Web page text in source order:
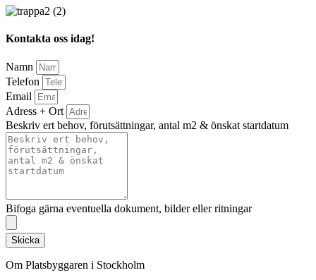
Kontakta oss idag!
Namn
Telefon
Email
Adress + Ort
Beskriv ert behov, förutsättningar, antal m2 & önskat startdatum
Bifoga gärna eventuella dokument, bilder eller ritningar
Skicka
Om Platsbyggaren i Stockholm